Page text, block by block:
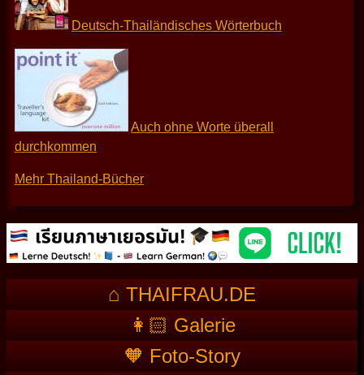
Deutsch-Thailändisches Wörterbuch
Auch ohne Worte überall
durchkommen
Mehr Thailand-Bücher
⌂ THAIFRAU.DE
👩🏻 Galerie
🧡 Foto-Story